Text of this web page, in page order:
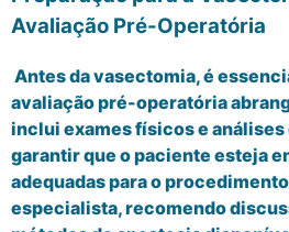
Avaliação Pré-Operatória
Antes da vasectomia, é
avaliação pré-operatória
inclui exames físicos e
garantir que o paciente esteja
adequadas para o
especialista, recomendo